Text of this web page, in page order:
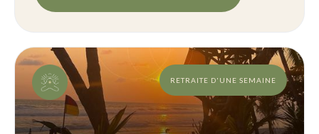
RETRAITE D'UNE SEMAINE